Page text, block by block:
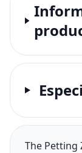
The Petting